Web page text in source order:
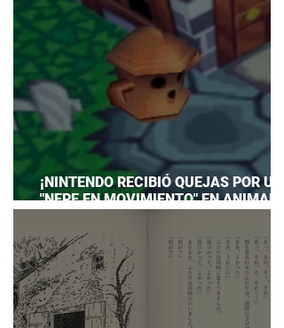
¡NINTENDO RECIBIÓ QUEJAS POR UN
"NEPE EN MOVIMIENTO" EN ANIMAL
PREPARAR UNA RESPUESTA OFICIAL!